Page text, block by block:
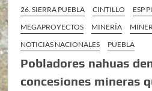
26. SIERRA PUEBLA CINTILLO ESP
MEGAPROYECTOS
MINERÍA
NOTICIAS NACIONALES
PUEBLA
Pobladores nahuas
concesiones mineras